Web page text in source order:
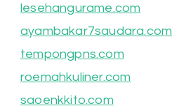
lesehangurame.com
ayambakar7saudara.com
tempongpns.com
roemahkuliner.com
saoenkkito.com